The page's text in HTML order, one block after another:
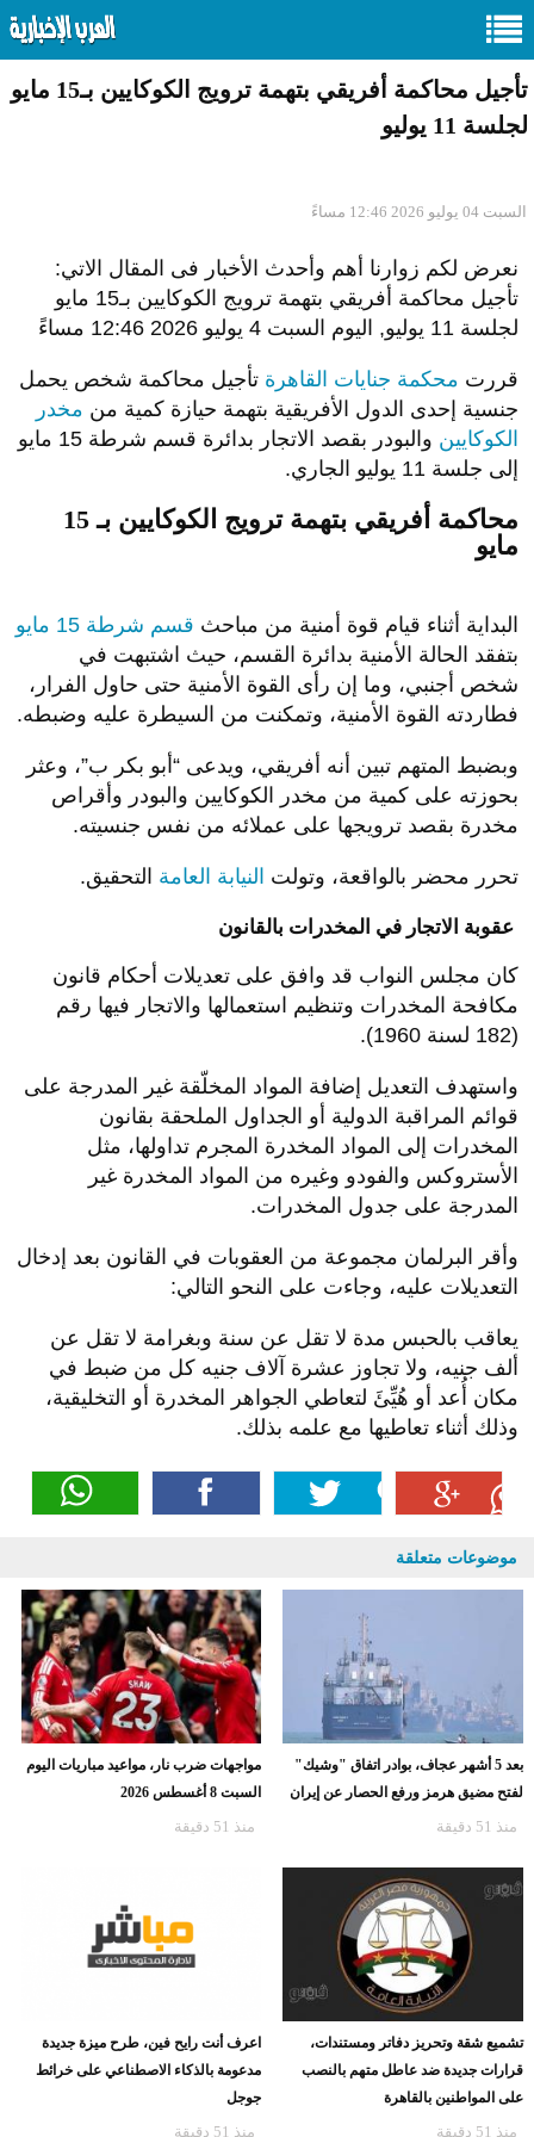
تأجيل محاكمة أفريقي بتهمة ترويج الكوكايين بـ15 مايو
لجلسة 11 يوليو
السبت 04 يوليو 2026 12:46 مساءً
نعرض لكم زوارنا أهم وأحدث الأخبار فى المقال الاتي:
تأجيل محاكمة أفريقي بتهمة ترويج الكوكايين بـ15 مايو
لجلسة 11 يوليو, اليوم السبت 4 يوليو 2026 12:46 مساءً
قررت محكمة جنايات القاهرة تأجيل محاكمة شخص يحمل
جنسية إحدى الدول الأفريقية بتهمة حيازة كمية من مخدر
الكوكايين
والبودر بقصد الاتجار بدائرة قسم شرطة 15 مايو
إلى جلسة 11 يوليو الجاري.
محاكمة أفريقي بتهمة ترويج الكوكايين بـ 15
مايو
البداية أثناء قيام قوة أمنية من مباحث قسم شرطة 15 مايو
بتفقد الحالة الأمنية بدائرة القسم، حيث اشتبهت في
شخص أجنبي، وما إن رأى القوة الأمنية حتى حاول الفرار،
فطاردته القوة الأمنية، وتمكنت من السيطرة عليه وضبطه.
وبضبط المتهم تبين أنه أفريقي، ويدعى “أبو بكر ب”، وعثر
بحوزته على كمية من مخدر الكوكايين والبودر وأقراص
مخدرة بقصد ترويجها على عملائه من نفس جنسيته.
تحرر محضر بالواقعة، وتولت النيابة العامة التحقيق.
كان مجلس النواب قد وافق على تعديلات أحكام قانون
مكافحة المخدرات وتنظيم استعمالها والاتجار فيها رقم
(182 لسنة 1960).
واستهدف التعديل إضافة المواد المخلّقة غير المدرجة على
قوائم المراقبة الدولية أو الجداول الملحقة بقانون
المخدرات إلى المواد المخدرة المجرم تداولها، مثل
الأستروكس والفودو وغيره من المواد المخدرة غير
المدرجة على جدول المخدرات.
وأقر البرلمان مجموعة من العقوبات في القانون بعد إدخال
التعديلات عليه، وجاءت على النحو التالي:
يعاقب بالحبس مدة لا تقل عن سنة وبغرامة لا تقل عن
ألف جنيه، ولا تجاوز عشرة آلاف جنيه كل من ضبط في
مكان أُعد أو هُيِّئَ لتعاطي الجواهر المخدرة أو التخليقية،
وذلك أثناء تعاطيها مع علمه بذلك.
موضوعات متعلقة
بعد 5 أشهر عجاف، بوادر اتفاق "وشيك"
لفتح مضيق هرمز ورفع الحصار عن إيران
منذ 51 دقيقة
مواجهات ضرب نار، مواعيد مباريات اليوم
السبت 8 أغسطس 2026
منذ 51 دقيقة
تشميع شقة وتحريز دفاتر ومستندات،
قرارات جديدة ضد عاطل متهم بالنصب
على المواطنين بالقاهرة
منذ 51 دقيقة
اعرف أنت رايح فين، طرح ميزة جديدة
مدعومة بالذكاء الاصطناعي على خرائط
جوجل
منذ 51 دقيقة